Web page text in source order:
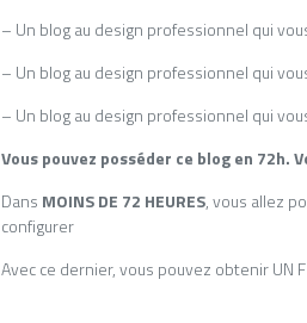
– Un blog au design professionnel qui
– Un blog au design professionnel qui
– Un blog au design professionnel qui
Vous pouvez posséder ce blog en 72h.
Dans MOINS DE 72 HEURES, vous allez
configurer
Avec ce dernier, vous pouvez obtenir UN